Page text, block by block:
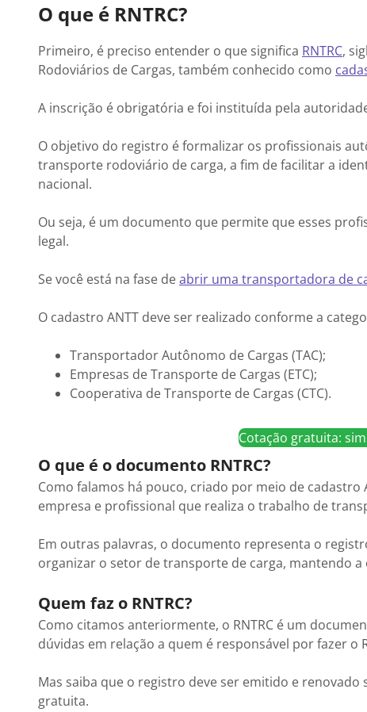
O que é RNTRC?
Primeiro, é preciso entender o que significa RNTRC,
Rodoviários de Cargas, também conhecido como
A inscrição é obrigatória e foi instituída pela
O objetivo do registro é formalizar os profissionais
transporte rodoviário de carga, a fim de facilitar a
nacional.
Ou seja, é um documento que permite que esses
legal.
Se você está na fase deabrir uma transportadora de
O cadastro ANTT deve ser realizado conforme a
Transportador Autônomo de Cargas (TAC);
Empresas de Transporte de Cargas (ETC);
Cooperativa de Transporte de Cargas (CTC).
Cotação gratuita:
O que é o documento RNTRC?
Como falamos há pouco, criado por meio de
empresa e profissional que realiza o trabalho de
Em outras palavras, o documento representa o
organizar o setor de transporte de carga, mantendo
Quem faz o RNTRC?
Como citamos anteriormente, o RNTRC é um
dúvidas em relação a quem é responsável por fazer o
Mas saiba que o registro deve ser emitido e
gratuita.